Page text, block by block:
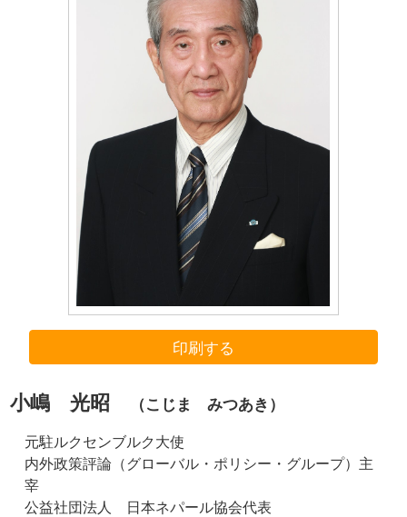
印刷する
小嶋 光昭 （こじま みつあき）
元駐ルクセンブルク大使
内外政策評論（グローバル・ポリシー・グループ）主
宰
公益社団法人 日本ネパール協会代表